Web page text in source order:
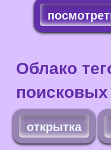
Облако
открытка